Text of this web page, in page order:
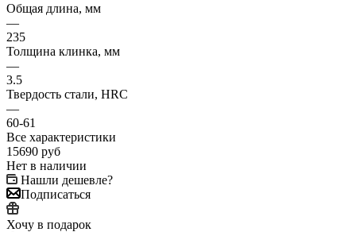
Общая длина, мм
—
235
Толщина клинка, мм
—
3.5
Твердость стали, HRC
—
60-61
Все характеристики
15690 руб
Нет в наличии
Нашли дешевле?
Подписаться
Хочу в подарок